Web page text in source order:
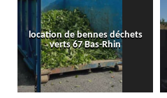
location de bennes déchets
verts 67 Bas-Rhin